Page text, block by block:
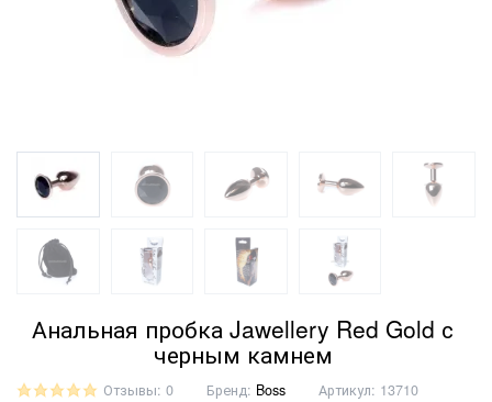
Анальная пробка Jawellery Red Gold с
черным камнем
Отзывы: 0 Бренд: Boss Артикул: 13710